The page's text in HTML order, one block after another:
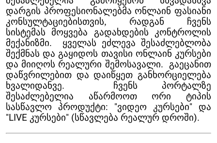
დარგის პროფესიონალებმა ონლაინ ფასიანი
კონსულტაციებისთვის, რადგან ჩვენს
სისტემას მოყვება გადახდების კონტროლის
მექანიზმი. ყველას ეძლევა შესაძლებლობა
შექმნას და გაყიდოს თავისი ონლაინ კურსები
და მიიღოს რეალური შემოსავალი. გაეცანით
დაწვრილებით და დაიწყეთ განხორციელება
ხვალიდანვე. ჩვენს პორტალზე
შესაძლებელია აწარმოოთ ორი ტიპის
სასწავლო პროდუქტი: "ვიდეო კურსები" და
"LIVE კურსები" (სწავლება რეალურ დროში).